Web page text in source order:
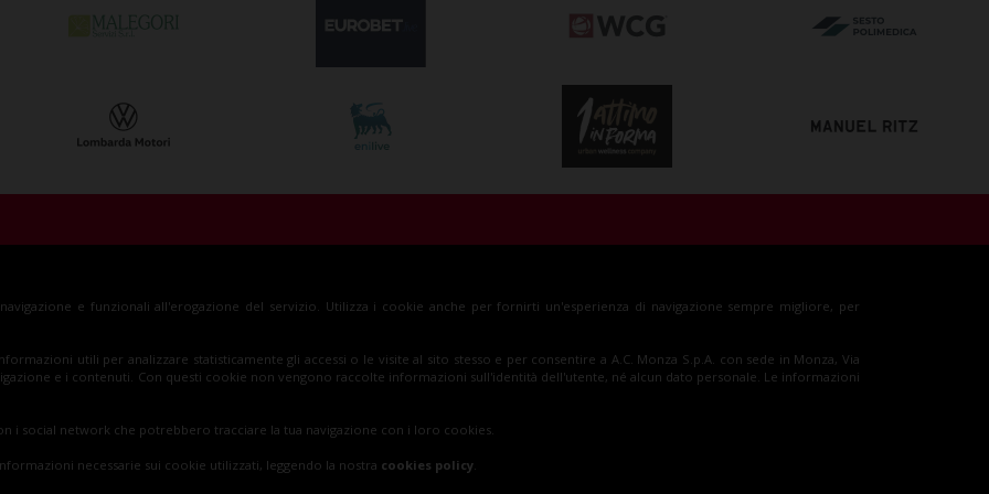
(MB)
e funzionali all'erogazione del servizio. Utilizza i cookie anche per fornirti un'esperienza di navigazione sempre migliore, per
utili per analizzare statisticamente gli accessi o le visite al sito stesso e per consentire a A.C. Monza S.p.A. con sede in Monza, Via
e i contenuti. Con questi cookie non vengono raccolte informazioni sull'identità dell'utente, né alcun dato personale. Le informazioni
i social network che potrebbero tracciare la tua navigazione con i loro cookies.
necessarie sui cookie utilizzati, leggendo la nostra cookies policy.